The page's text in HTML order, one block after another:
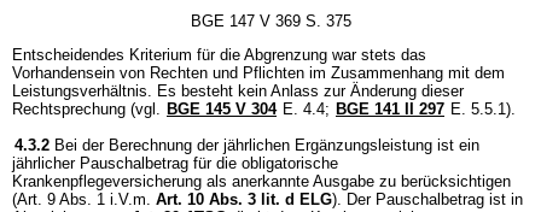
BGE 147 V 369 S. 375
Entscheidendes Kriterium für die Abgrenzung war stets das
Vorhandensein von Rechten und Pflichten im Zusammenhang mit dem
Leistungsverhältnis. Es besteht kein Anlass zur Änderung dieser
Rechtsprechung (vgl. BGE 145 V 304 E. 4.4; BGE 141 II 297 E. 5.5.1).
4.3.2 Bei der Berechnung der jährlichen Ergänzungsleistung ist ein
jährlicher Pauschalbetrag für die obligatorische
Krankenpflegeversicherung als anerkannte Ausgabe zu berücksichtigen
(Art. 9 Abs. 1 i.V.m. Art. 10 Abs. 3 lit. d ELG). Der Pauschalbetrag ist in